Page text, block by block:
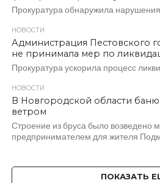
Прокуратура обнаружила
НОВОСТИ
Администрация Пестовского
не принимала мер по
Прокуратура ускорила процесс
НОВОСТИ
В Новгородской области баню
ветром
Строение из бруса было возведено
предпринимателем для жителя
ПОКАЗАТЬ